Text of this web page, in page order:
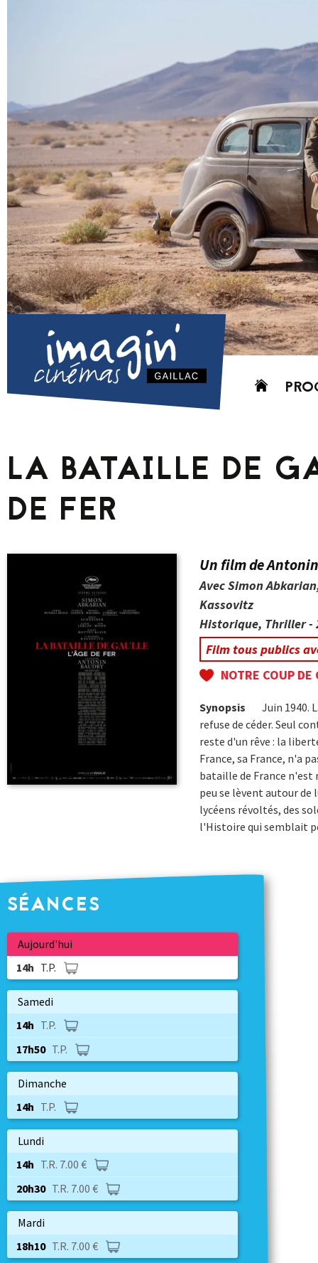
Aller
LA BATAILLE DE
DE FER
Un film de
Avec Simon
Kassovitz
Historique, Thriller -
Film tous publics
NOTRE COUP
Synopsis
Juin 1940.
refuse de céder. Seul
reste d'un rêve : la
France, sa France, n'a
bataille de France n'est
peu se lèvent autour de
lycéens révoltés, des
l'Histoire qui semblait
SÉANCES
Aujourd'hui
14h T.P.
Samedi
14h T.P.
17h50 T.P.
Dimanche
14h T.P.
Lundi
14h T.R. 7.00 €
20h30 T.R. 7.00 €
Mardi
18h10 T.R. 7.00 €